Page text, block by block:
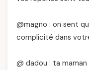
@magno : on sent
complicité dans
@ dadou : ta